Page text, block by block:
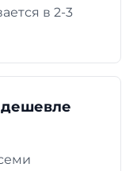
в 2-3